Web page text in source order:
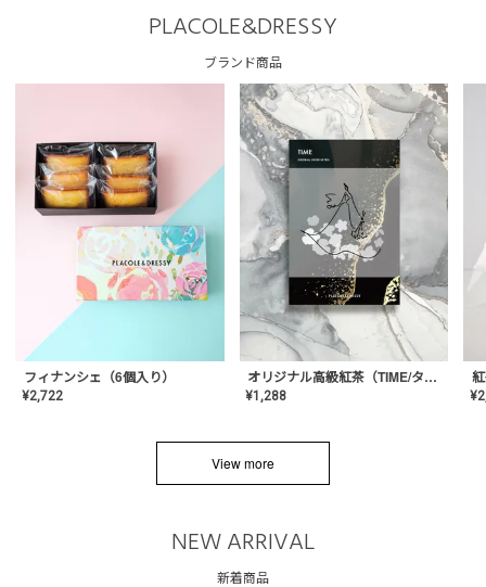
PLACOLE&DRESSY
ブランド商品
フィナンシェ（6個入り）
¥2,722
オリジナル高級紅茶（TIME/タイム）【ギフト/プチギフト/プレゼント/内祝い/結婚式/オリジナル配合/高品質/ハーブティー/茶葉/記念日/お返し/手土産/美容/おしゃれ】
¥1,288 ¥
View more
NEW ARRIVAL
新着商品